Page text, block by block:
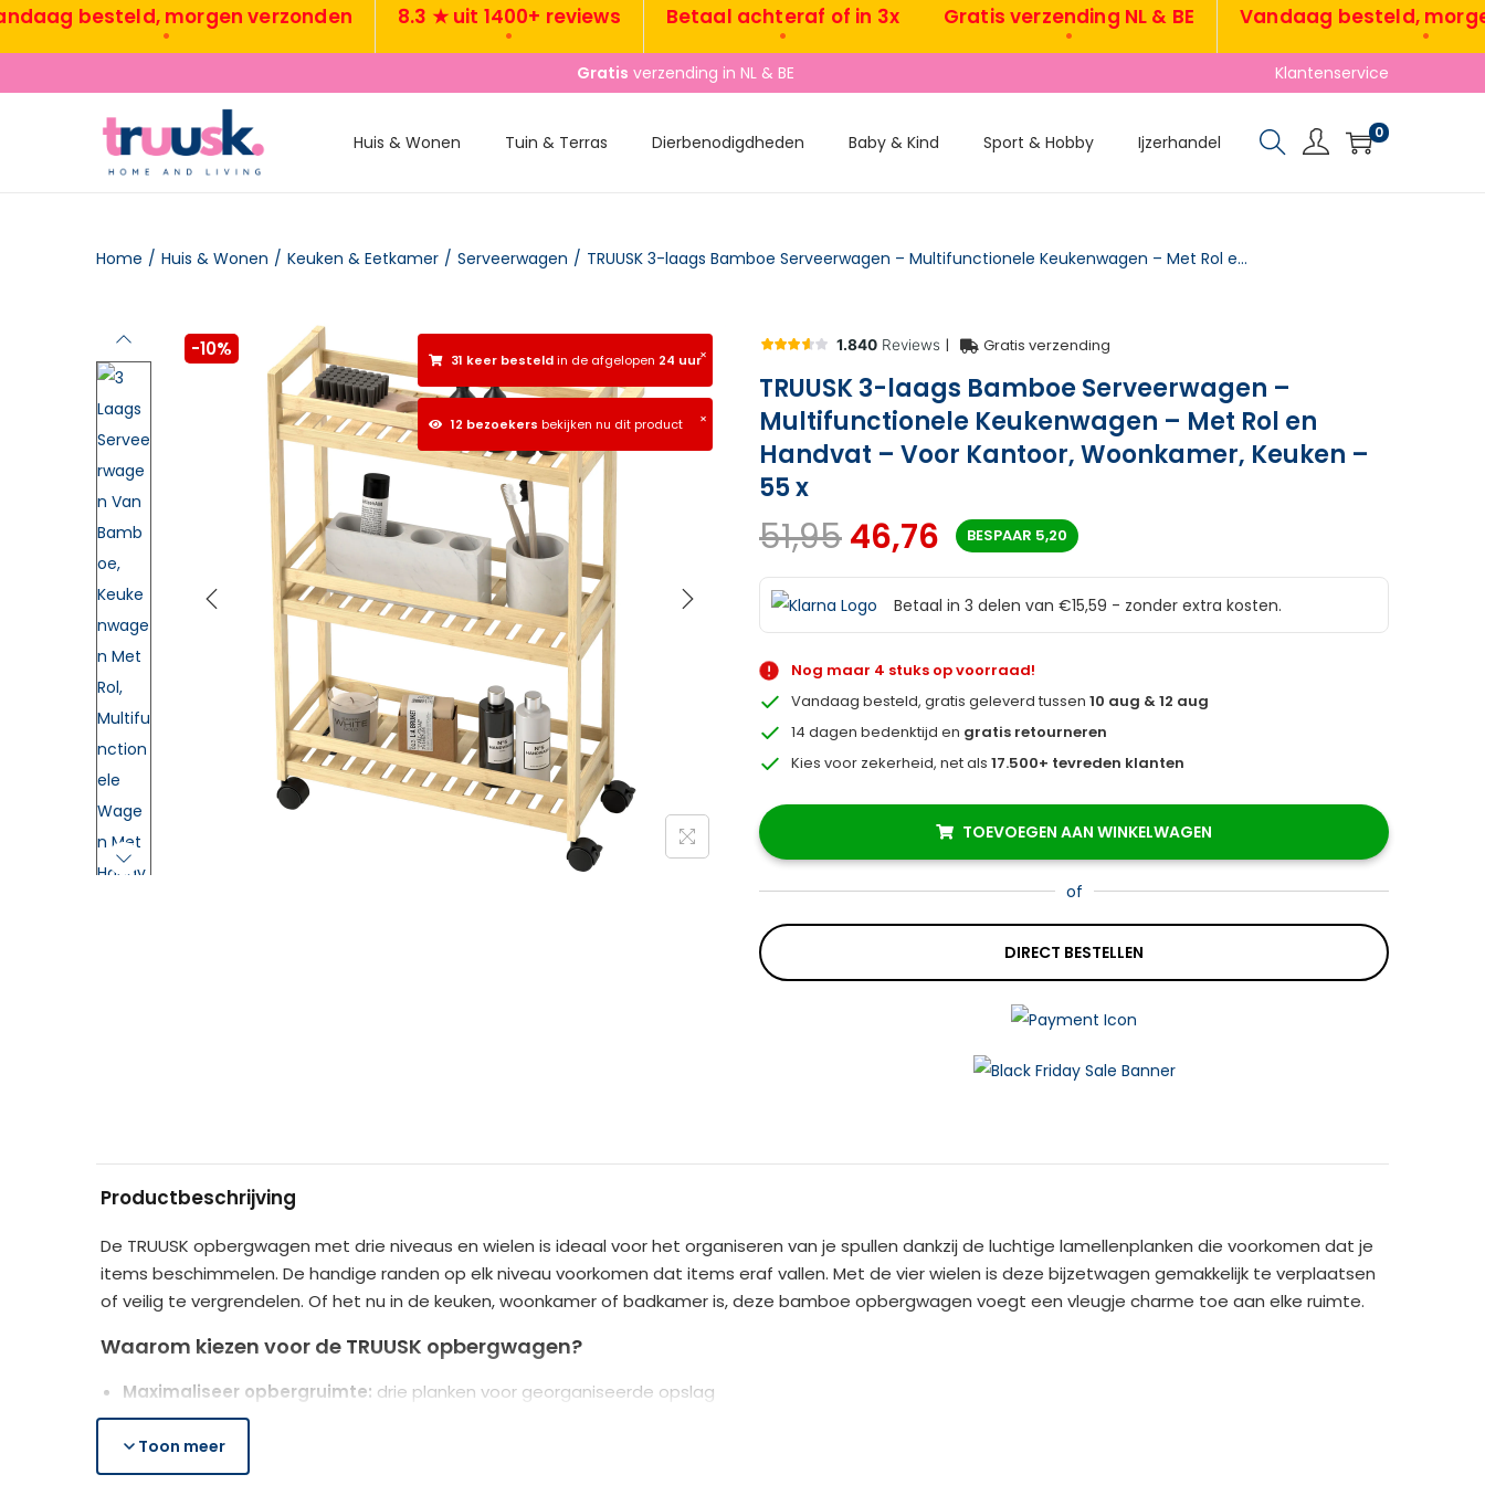
besteld, morgen verzonden 8.3 ★ uit 1400+ reviews Betaal achteraf of in 3x Gratis verzending NL & BE Vandaag besteld, morgen
Gratis verzending in NL & BE Klantenservice
Huis & Wonen Tuin & Terras Dierbenodigdheden Baby & Kind Sport & Hobby Ijzerhandel 0
Home / Huis & Wonen / Keuken & Eetkamer / Serveerwagen / TRUUSK 3-laags Bamboe Serveerwagen – Multifunctionele Keukenwagen – Met Rol en Handvat – Voor Kantoor, Woonkamer, Keuken – 55 x
×
31 keer besteldin de afgelopen 24 uur
×
12 bezoekers bekijken nu dit product
-10% | Gratis verzending
TRUUSK 3-laags Bamboe Serveerwagen –
Multifunctionele Keukenwagen – Met Rol en
Handvat – Voor Kantoor, Woonkamer, Keuken –
55 x
51,9546,76 BESPAAR 5,20
Betaal in 3 delen van €15,59 - zonder extra kosten.
Nog maar 4 stuks op voorraad!
Vandaag besteld, gratis geleverd tussen10 aug & 12 aug
14 dagen bedenktijd en gratis retourneren
Kies voor zekerheid, net als17.500+ tevreden klanten
TOEVOEGEN AAN WINKELWAGEN
of
DIRECT BESTELLEN
r
n
a
Productbeschrijving
De TRUUSK opbergwagen met drie niveaus en wielen is ideaal voor het organiseren van je spullen dankzij de luchtige lamellenplanken die voorkomen dat je
items beschimmelen. De handige randen op elk niveau voorkomen dat items eraf vallen. Met de vier wielen is deze bijzetwagen gemakkelijk te verplaatsen
of veilig te vergrendelen. Of het nu in de keuken, woonkamer of badkamer is, deze bamboe opbergwagen voegt een vleugje charme toe aan elke ruimte.
Waarom kiezen voor de TRUUSK opbergwagen?
Maximaliseer opbergruimte: drie planken voor georganiseerde opslag
Voorkom schimmel:
Handige mobiliteit:
Stevig en duurzaam:
Toon meer